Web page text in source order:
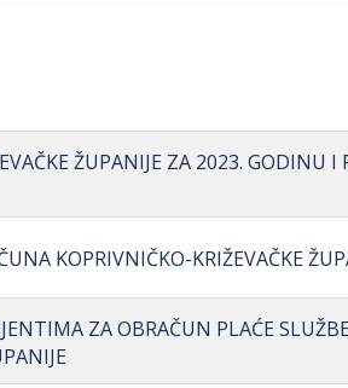
ŽUPANIJE ZA 2023. GODINU I
KOPRIVNIČKO-KRIŽEVAČKE
ZA OBRAČUN PLAĆE